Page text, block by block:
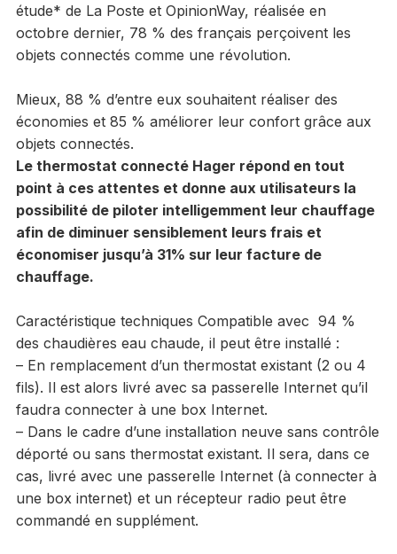
étude* de La Poste et OpinionWay, réalisée en
octobre dernier, 78 % des français perçoivent les
objets connectés comme une révolution.
Mieux, 88 % d’entre eux souhaitent réaliser des
économies et 85 % améliorer leur confort grâce aux
objets connectés.
Le thermostat connecté Hager répond en tout
point à ces attentes et donne aux utilisateurs la
possibilité de piloter intelligemment leur chauffage
afin de diminuer sensiblement leurs frais et
économiser jusqu’à 31% sur leur facture de
chauffage.
Caractéristique techniques Compatible avec 94 %
des chaudières eau chaude, il peut être installé :
– En remplacement d’un thermostat existant (2 ou 4
fils). Il est alors livré avec sa passerelle Internet qu’il
faudra connecter à une box Internet.
– Dans le cadre d’une installation neuve sans contrôle
déporté ou sans thermostat existant. Il sera, dans ce
cas, livré avec une passerelle Internet (à connecter à
une box internet) et un récepteur radio peut être
commandé en supplément.